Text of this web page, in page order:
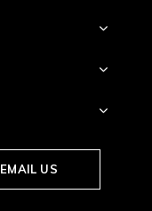
EMAIL US